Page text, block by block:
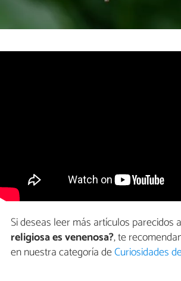
Si deseas leer más artículos parecidos a
religiosa es venenosa?, te
en nuestra categoría deCuriosidades